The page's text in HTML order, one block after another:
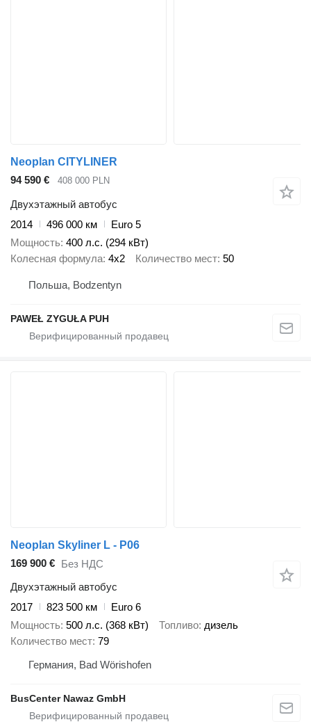
Neoplan CITYLINER
94 590 €
408 000 PLN
Двухэтажный автобус
2014
496 000 км
Euro 5
Мощность 400 л.с. (294 кВт)
Колесная формула 4x2 Количество мест 50
Польша, Bodzentyn
PAWEŁ ZYGUŁA PUH
Neoplan Skyliner L - P06
169 900 € Без НДС
Двухэтажный автобус
2017
823 500 км
Euro 6
Мощность 500 л.с. (368 кВт) Топливо дизель
Количество мест 79
Германия, Bad Wörishofen
BusCenter Nawaz GmbH